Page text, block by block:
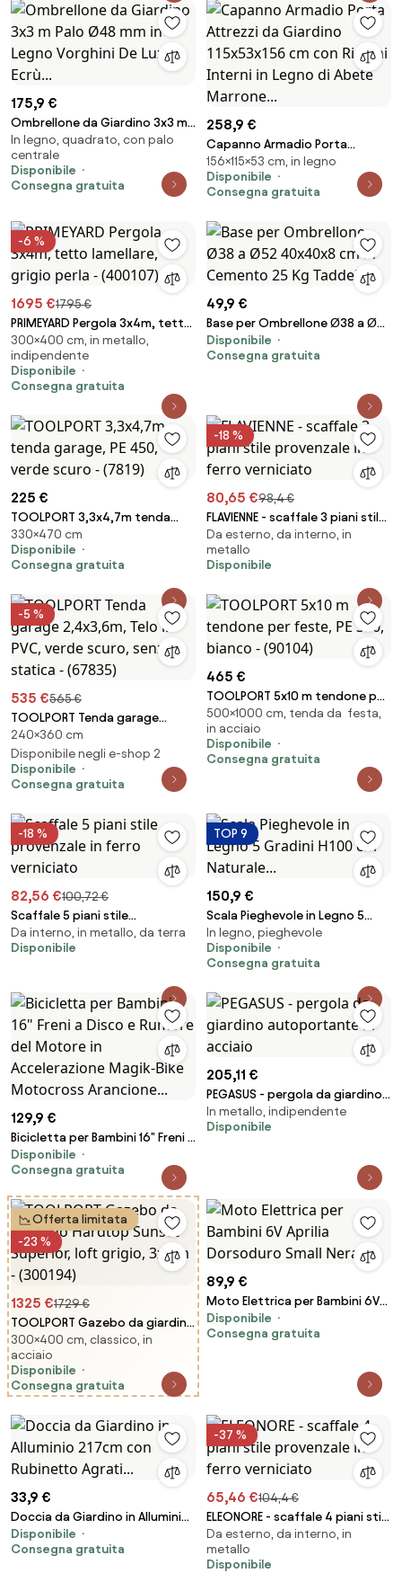
175,9 €
Ombrellone da Giardino 3x3 m
Palo Ø48 mm in Legno Vorghini
De Lux Ecrù...
In legno, quadrato, con palo
centrale
Disponibile
Consegna gratuita
258,9 €
Capanno Armadio Porta
Attrezzi da Giardino 115x53x156
cm con Ripiani Interni in Legno
di Abete Marrone...
156×115×53 cm, in legno
Disponibile
Consegna gratuita
-6 %
1695 €1795 €
PRIMEYARD Pergola 3x4m, tetto
lamellare, grigio perla -
(400107)
300×400 cm, in metallo,
indipendente
Disponibile
Consegna gratuita
49,9 €
Base per Ombrellone Ø38 a Ø52
40x40x8 cm in Cemento 25 Kg
Taddei...
Disponibile
Consegna gratuita
225 €
TOOLPORT 3,3x4,7m tenda
garage, PE 450, verde scuro -
(7819)
330×470 cm
Disponibile
Consegna gratuita
-18 %
80,65 €98,4 €
FLAVIENNE - scaffale 3 piani stile
provenzale in ferro verniciato
Da esterno, da interno, in
metallo
Disponibile
-5 %
535 €565 €
TOOLPORT Tenda garage
2,4x3,6m, Telo in PVC, verde
scuro, senza statica - (67835)
240×360 cm
Disponibile negli e-shop 2
Disponibile
Consegna gratuita
465 €
TOOLPORT 5x10 m tendone per
feste, PE 350, bianco - (90104)
500×1000 cm, tenda da festa,
in acciaio
Disponibile
Consegna gratuita
-18 %
82,56 €100,72 €
Scaffale 5 piani stile
provenzale in ferro verniciato
Da interno, in metallo, da terra
Disponibile
TOP 9
150,9 €
Scala Pieghevole in Legno 5
Gradini H100 cm Naturale...
In legno, pieghevole
Disponibile
Consegna gratuita
129,9 €
Bicicletta per Bambini 16" Freni a
Disco e Rumore del Motore in
Accelerazione Magik-Bike
Disponibile
Consegna gratuita
205,11 €
PEGASUS - pergola da giardino
autoportante in acciaio
In metallo, indipendente
Disponibile
Offerta limitata
-23 %
1325 €1729 €
TOOLPORT Gazebo da giardino
Hardtop Sunset Superior, loft
grigio, 3x4 m - (300194)
300×400 cm, classico, in
acciaio
Disponibile
Consegna gratuita
89,9 €
Moto Elettrica per Bambini 6V
Aprilia Dorsoduro Small Nera...
Disponibile
Consegna gratuita
33,9 €
Doccia da Giardino in Alluminio
217cm con Rubinetto Agrati...
Disponibile
Consegna gratuita
-37 %
65,46 €104,4 €
ELEONORE - scaffale 4 piani stile
provenzale in ferro verniciato
Da esterno, da interno, in
metallo
Disponibile